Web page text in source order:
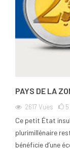
PAYS DE LA
2617Vues 5
Ce petit État
plurimillénaire
bénéficie d’une